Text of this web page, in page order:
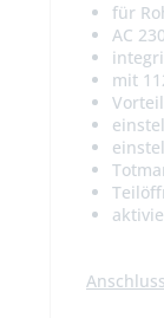
für
AC
mit